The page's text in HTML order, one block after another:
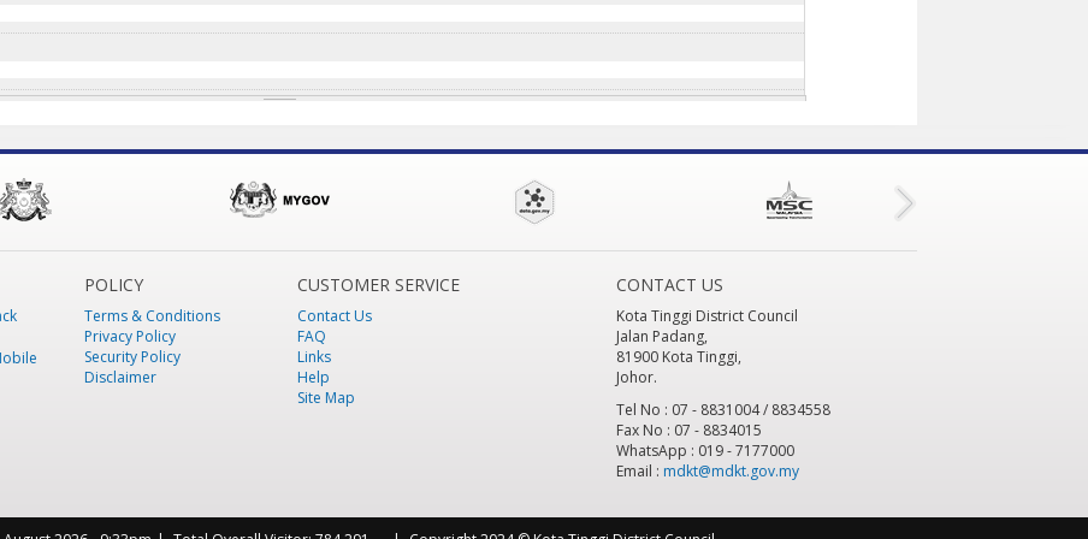
POLICY
Terms & Conditions
Privacy Policy
Security Policy
Disclaimer
CUSTOMER SERVICE
Contact Us
FAQ
Links
Help
Site Map
CONTACT US
Kota Tinggi District Council
Jalan Padang,
81900 Kota Tinggi,
Johor.
Tel No : 07 - 8831004 / 8834558
Fax No : 07 - 8834015
WhatsApp : 019 - 7177000
Email : mdkt@mdkt.gov.my